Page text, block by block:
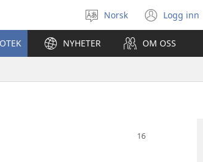
Velg
språk
Norsk Logg inn
(åpner
nytt
vindu)
NYHETER OM OSS